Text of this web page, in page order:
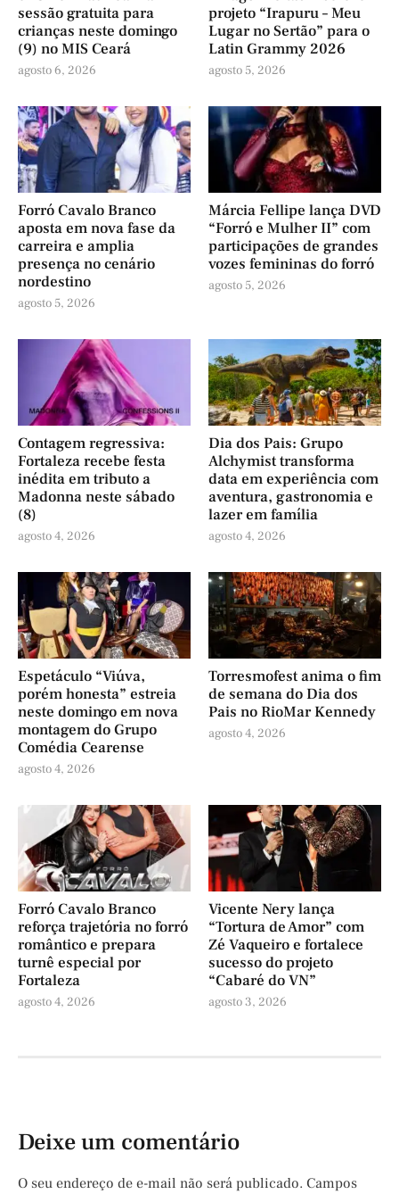
sessão gratuita para
crianças neste domingo
(9) no MIS Ceará
agosto 6, 2026
projeto “Irapuru – Meu
Lugar no Sertão” para o
Latin Grammy 2026
agosto 5, 2026
Forró Cavalo Branco
aposta em nova fase da
carreira e amplia
presença no cenário
nordestino
agosto 5, 2026
Márcia Fellipe lança DVD
“Forró e Mulher II” com
participações de grandes
vozes femininas do forró
agosto 5, 2026
Contagem regressiva:
Fortaleza recebe festa
inédita em tributo a
Madonna neste sábado
(8)
agosto 4, 2026
Dia dos Pais: Grupo
Alchymist transforma
data em experiência com
aventura, gastronomia e
lazer em família
agosto 4, 2026
Espetáculo “Viúva,
porém honesta” estreia
neste domingo em nova
montagem do Grupo
Comédia Cearense
agosto 4, 2026
Torresmofest anima o fim
de semana do Dia dos
Pais no RioMar Kennedy
agosto 4, 2026
Forró Cavalo Branco
reforça trajetória no forró
romântico e prepara
turnê especial por
Fortaleza
agosto 4, 2026
Vicente Nery lança
“Tortura de Amor” com
Zé Vaqueiro e fortalece
sucesso do projeto
“Cabaré do VN”
agosto 3, 2026
Deixe um comentário
O seu endereço de e-mail não será publicado. Campos